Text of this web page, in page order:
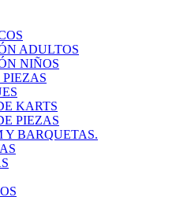
ADULTOS
NIÑOS
PIEZAS
KARTS
PIEZAS
Y BARQUETAS.